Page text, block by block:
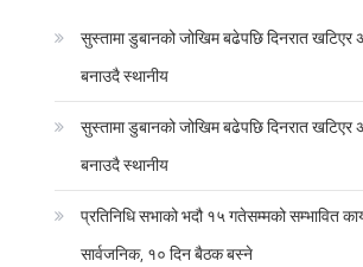
सुस्तामा डुबानको जोखिम बढेपछि दिनरात खटिएर
बनाउदै स्थानीय
सुस्तामा डुबानको जोखिम बढेपछि दिनरात खटिएर
बनाउदै स्थानीय
प्रतिनिधि सभाको भदौ १५ गतेसम्मको सम्भावित
सार्वजनिक, १० दिन बैठक बस्ने